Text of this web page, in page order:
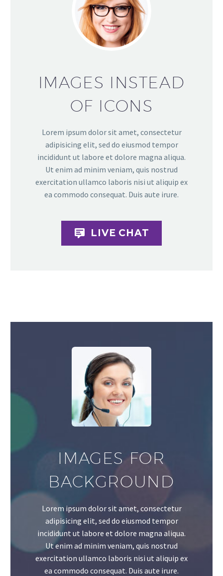
IMAGES INSTEAD
OF ICONS
Lorem ipsum dolor sit amet, consectetur
adipisicing elit, sed do eiusmod tempor
incididunt ut labore et dolore magna aliqua.
Ut enim ad minim veniam, quis nostrud
exercitation ullamco laboris nisi ut aliquip ex
ea commodo consequat. Duis aute irure.
 LIVE CHAT
IMAGES FOR
BACKGROUND
Lorem ipsum dolor sit amet, consectetur
adipisicing elit, sed do eiusmod tempor
incididunt ut labore et dolore magna aliqua.
Ut enim ad minim veniam, quis nostrud
exercitation ullamco laboris nisi ut aliquip ex
ea commodo consequat. Duis aute irure.